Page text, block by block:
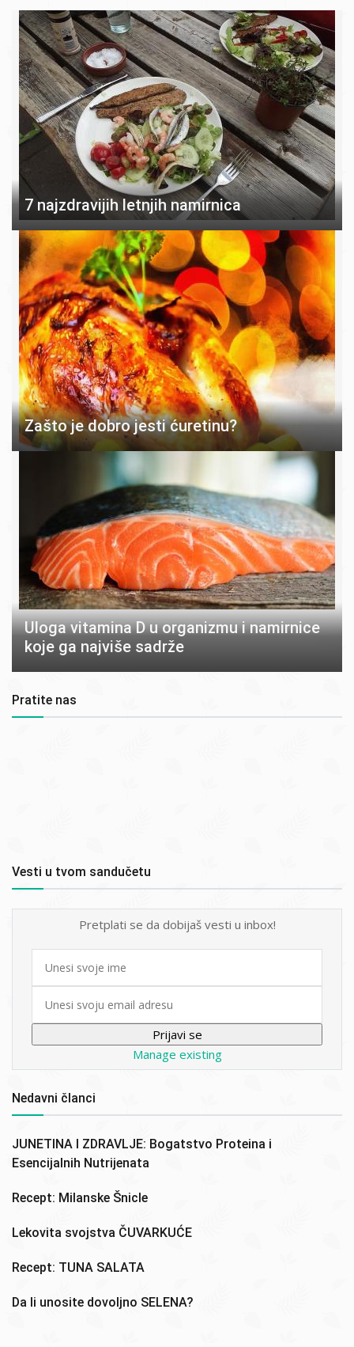
7 najzdravijih letnjih namirnica
Zašto je dobro jesti ćuretinu?
Uloga vitamina D u organizmu i namirnice
koje ga najviše sadrže
Pratite nas
Vesti u tvom sandučetu
Pretplati se da dobijaš vesti u inbox!
First
Manage existing
Nedavni članci
JUNETINA I ZDRAVLJE: Bogatstvo Proteina i
Esencijalnih Nutrijenata
Recept: Milanske Šnicle
Lekovita svojstva ČUVARKUĆE
Recept: TUNA SALATA
Da li unosite dovoljno SELENA?